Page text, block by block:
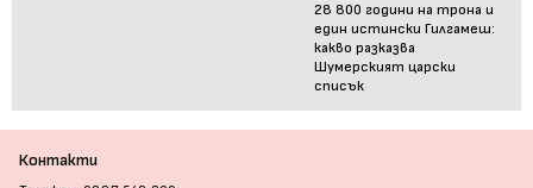
28 800 години на трона и
един истински Гилгамеш:
какво разказва
Шумерският царски
списък
Контакти